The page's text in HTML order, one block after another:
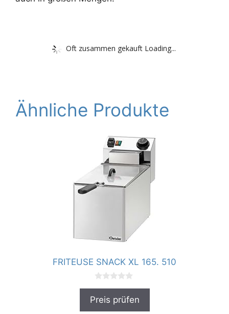
Oft zusammen gekauft Loading...
Ähnliche Produkte
FRITEUSE SNACK XL 165. 510
o
Preis prüfen